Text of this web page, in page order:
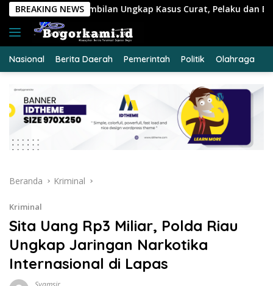
Langsung
konten
BREAKING NEWS
Kasus Curat, Pelaku dan Barang Bukti Berhasil
Nasional Berita Daerah Pemerintah Politik Olahraga
Beranda Kriminal
Kriminal
Sita Uang Rp3 Miliar, Polda Riau
Ungkap Jaringan Narkotika
Internasional di Lapas